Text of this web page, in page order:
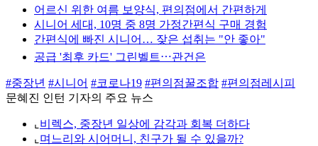
어르신 위한 여름 보양식, 편의점에서 간편하게
시니어 세대, 10명 중 8명 가정간편식 구매 경험
간편식에 빠진 시니어… 잦은 섭취는 "안 좋아"
공급 '최후 카드' 그린벨트⋯관건은
#중장년 #시니어 #코로나19 #편의점꿀조합 #편의점레시피
문혜진 인턴 기자의 주요 뉴스
⌞ 비렉스, 중장년 일상에 감각과 회복 더하다
⌞ 며느리와 시어머니, 친구가 될 수 있을까?